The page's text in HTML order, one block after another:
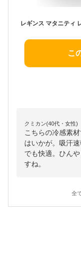
こ
クミカン(40代・女性)
こちらの冷感素
はいかが。吸汗
でも快適。ひん
すね。
全